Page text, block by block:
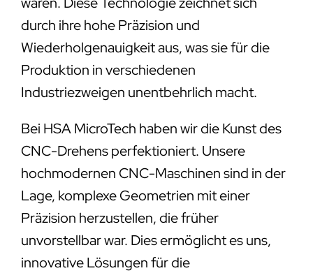
durch ihre hohe Präzision und
Wiederholgenauigkeit aus, was sie für die
Produktion in verschiedenen
Industriezweigen unentbehrlich macht.
Bei HSA MicroTech haben wir die Kunst des
CNC-Drehens perfektioniert. Unsere
hochmodernen CNC-Maschinen sind in der
Lage, komplexe Geometrien mit einer
Präzision herzustellen, die früher
unvorstellbar war. Dies ermöglicht es uns,
innovative Lösungen für die